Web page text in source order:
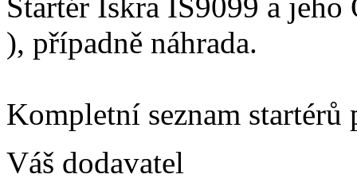
), případně náhrada.
Kompletní seznam
Váš dodavatel